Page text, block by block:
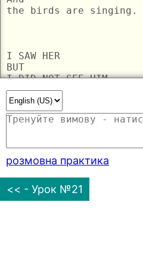
розмовна практика
<< - Урок №21